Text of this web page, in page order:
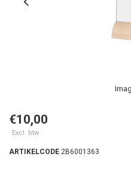
€10,00
Excl. btw
ARTIKELCODE 2B6001363